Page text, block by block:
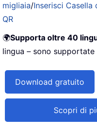
migliaia/Inserisci Casella
QR
🌍Supporta oltre 40
lingua – sono
Download gratuito
Scopri di